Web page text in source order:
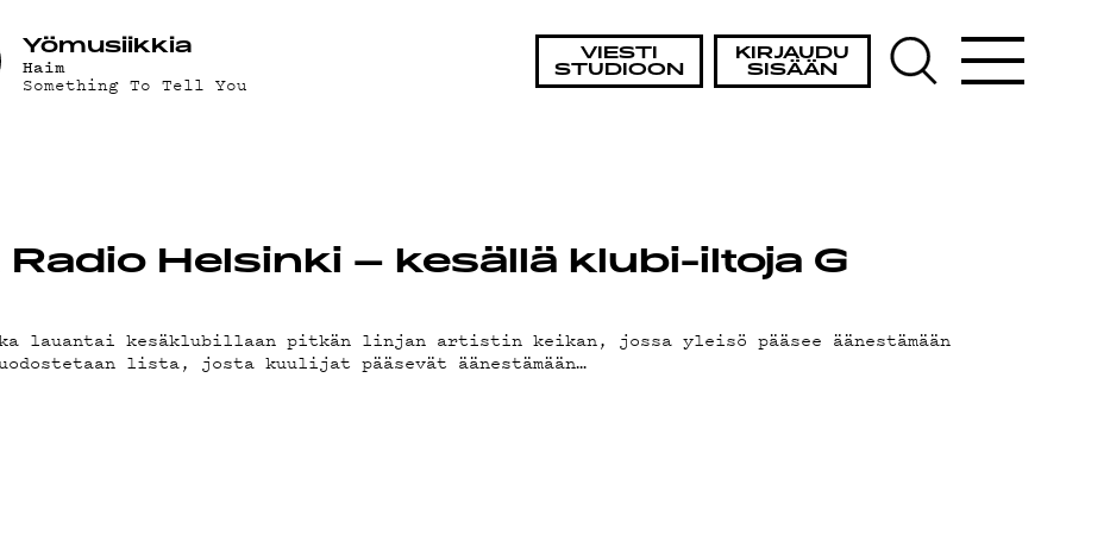
VIESTI
STUDIOON
KIRJAUDU
SISÄÄN
Yö­mu­siik­kia
Haim
Something To Tell You
Helsinki – kesällä klubi-iltoja G
lauantai kesäklubillaan pitkän linjan artistin keikan, jossa yleisö pääsee äänestämään
lista, josta kuulijat pääsevät äänestämään…